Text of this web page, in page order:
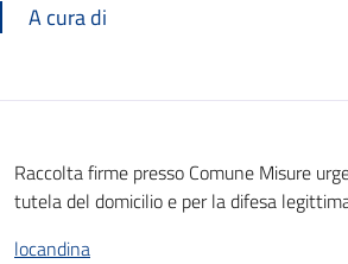
A cura di
Raccolta firme presso Comune Misure
tutela del domicilio e per la difesa
locandina